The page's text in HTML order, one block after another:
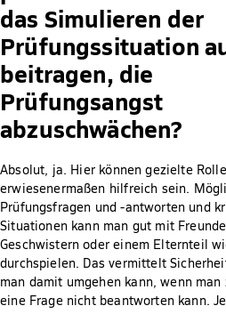
das Simulieren der
Prüfungssituation
beitragen, die
Prüfungsangst
abzuschwächen?
Absolut, ja. Hier können gezielte
erwiesenermaßen hilfreich sein.
Prüfungsfragen und -antworten und
Situationen kann man gut mit
Geschwistern oder einem Elternteil
durchspielen. Das vermittelt
man damit umgehen kann, wenn man
eine Frage nicht beantworten kann.